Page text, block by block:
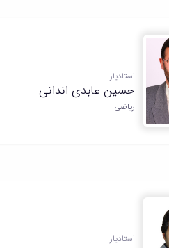
استادیار
حسین عابدی اندانی
ریاضی
استادیار